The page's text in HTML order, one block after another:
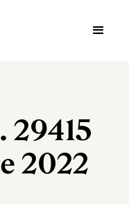
29415
2022